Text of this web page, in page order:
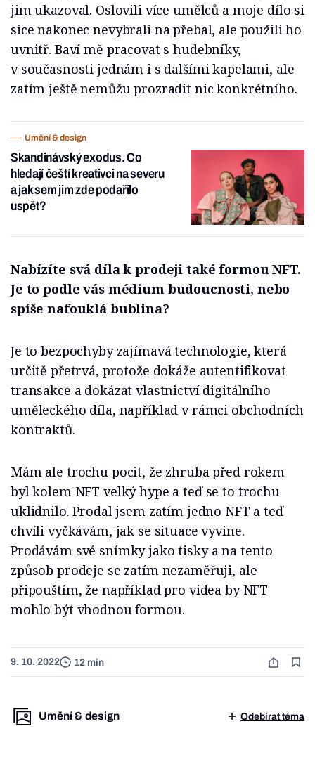
jim ukazoval. Oslovili více umělců a moje dílo si
sice nakonec nevybrali na přebal, ale použili ho
uvnitř. Baví mě pracovat s hudebníky,
v současnosti jednám i s dalšími kapelami, ale
zatím ještě nemůžu prozradit nic konkrétního.
Umění & design
Skandinávský exodus. Co
hledají čeští kreativci na severu
a jak sem jim zde podařilo
uspět?
Nabízíte svá díla k prodeji také formou NFT.
Je to podle vás médium budoucnosti, nebo
spíše nafouklá bublina?
Je to bezpochyby zajímavá technologie, která
určitě přetrvá, protože dokáže autentifikovat
transakce a dokázat vlastnictví digitálního
uměleckého díla, například v rámci obchodních
kontraktů.
Mám ale trochu pocit, že zhruba před rokem
byl kolem NFT velký hype a teď se to trochu
uklidnilo. Prodal jsem zatím jedno NFT a teď
chvíli vyčkávám, jak se situace vyvine.
Prodávám své snímky jako tisky a na tento
způsob prodeje se zatím nezaměřuji, ale
připouštím, že například pro videa by NFT
mohlo být vhodnou formou.
9. 10. 2022 12 min
Umění & design Odebírat téma